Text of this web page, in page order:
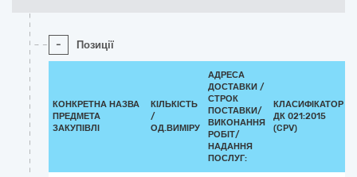
- Позиції
КОНКРЕТНА НАЗВА
ПРЕДМЕТА
ЗАКУПІВЛІ
КІЛЬКІСТЬ
/
ОД.ВИМІРУ
АДРЕСА
ДОСТАВКИ /
СТРОК
ПОСТАВКИ/
ВИКОНАННЯ
РОБІТ/
НАДАННЯ
ПОСЛУГ:
КЛАСИФІКАТОР
ДК 021:2015
(CPV)